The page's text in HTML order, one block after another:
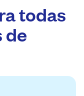
todas
de